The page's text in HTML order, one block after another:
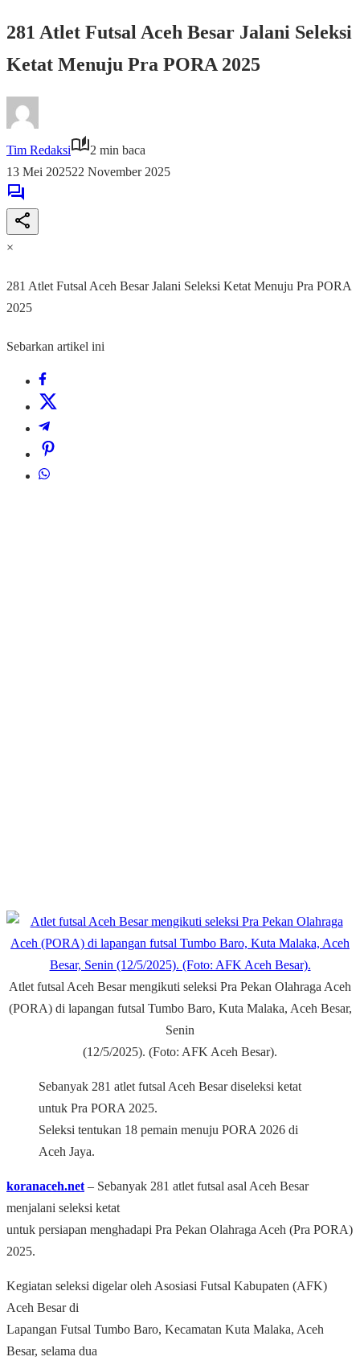
281 Atlet Futsal Aceh Besar Jalani Seleksi
Ketat Menuju Pra PORA 2025
Tim Redaksi
2 min baca
13 Mei 202522 November 2025
×
281 Atlet Futsal Aceh Besar Jalani Seleksi Ketat Menuju Pra PORA
2025
Sebarkan artikel ini
Atlet futsal Aceh Besar mengikuti seleksi Pra Pekan Olahraga Aceh
(PORA) di lapangan futsal Tumbo Baro, Kuta Malaka, Aceh Besar,
Senin
(12/5/2025). (Foto: AFK Aceh Besar).
Sebanyak 281 atlet futsal Aceh Besar diseleksi ketat
untuk Pra PORA 2025.
Seleksi tentukan 18 pemain menuju PORA 2026 di
Aceh Jaya.
koranaceh.net – Sebanyak 281 atlet futsal asal Aceh Besar
menjalani seleksi ketat
untuk persiapan menghadapi Pra Pekan Olahraga Aceh (Pra PORA)
2025.
Kegiatan seleksi digelar oleh Asosiasi Futsal Kabupaten (AFK)
Aceh Besar di
Lapangan Futsal Tumbo Baro, Kecamatan Kuta Malaka, Aceh
Besar, selama dua